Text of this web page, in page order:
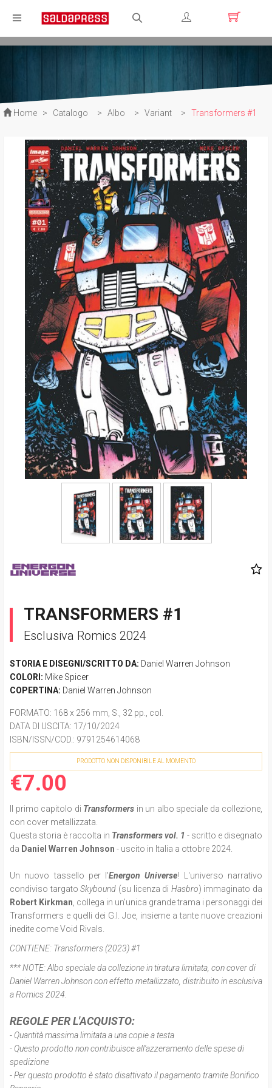
Registrati
Home > Catalogo > Albo > Variant > Transformers #1
TRANSFORMERS #1
Esclusiva Romics 2024
STORIA E DISEGNI/SCRITTO DA: Daniel Warren Johnson
COLORI: Mike Spicer
COPERTINA: Daniel Warren Johnson
FORMATO: 168 x 256 mm, S., 32 pp., col.
DATA DI USCITA: 17/10/2024
ISBN/ISSN/COD.: 9791254614068
PRODOTTO NON DISPONIBILE AL MOMENTO
€7.00
Il primo capitolo di Transformers in un albo speciale da collezione,
con cover metallizzata.
Questa storia è raccolta in Transformers vol. 1 - scritto e disegnato
da Daniel Warren Johnson - uscito in Italia a ottobre 2024.
Un nuovo tassello per l'Energon Universe! L'universo narrativo
condiviso targatoSkybound (su licenza di Hasbro) immaginato da
Robert Kirkman , collega in un'unica grande trama i personaggi dei
Transformers e quelli dei G.I. Joe, insieme a tante nuove creazioni
inedite come Void Rivals.
CONTIENE: Transformers (2023) #1
*** NOTE:Albo speciale da collezione in tiratura limitata, con cover di
Daniel Warren Johnson con effetto metallizzato, distribuito in esclusiva
a Romics 2024.
REGOLE PER L'ACQUISTO:
- Quantità massima limitata a una copie a testa
- Questo prodotto non contribuisce all'azzeramento delle spese di
spedizione
- Per questo prodotto è stato disattivato il pagamento tramite Bonifico